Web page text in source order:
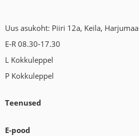
Uus asukoht: Piiri 12a, Keila, Harjumaa
E-R 08.30-17.30
L Kokkuleppel
P Kokkuleppel
Teenused
E-pood